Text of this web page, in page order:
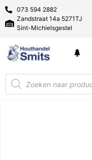
073 594 2882
Zandstraat 14a 5271TJ
Sint-Michielsgestel